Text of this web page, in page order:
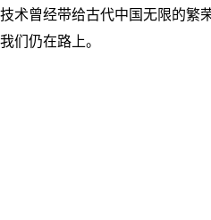
术曾经带给古代中国无限的繁
们仍在路上。